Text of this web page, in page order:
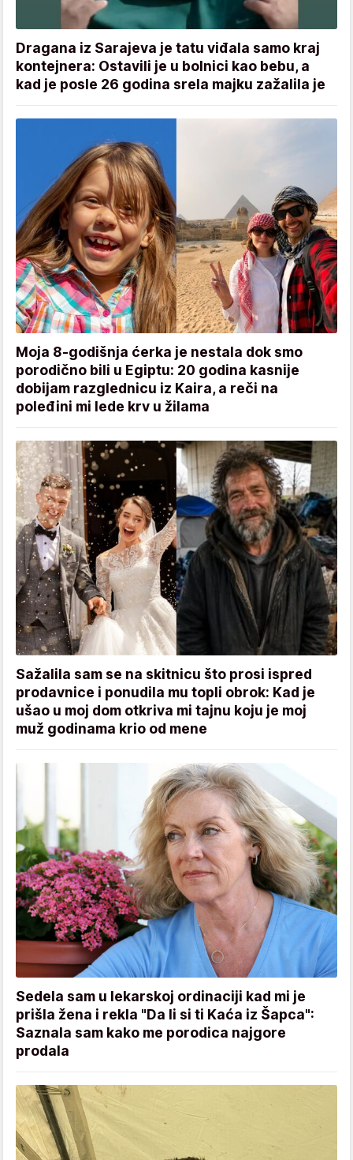
Dragana iz Sarajeva je tatu viđala samo kraj
kontejnera: Ostavili je u bolnici kao bebu, a
kad je posle 26 godina srela majku zažalila je
Moja 8-godišnja ćerka je nestala dok smo
porodično bili u Egiptu: 20 godina kasnije
dobijam razglednicu iz Kaira, a reči na
poleđini mi lede krv u žilama
Sažalila sam se na skitnicu što prosi ispred
prodavnice i ponudila mu topli obrok: Kad je
ušao u moj dom otkriva mi tajnu koju je moj
muž godinama krio od mene
Sedela sam u lekarskoj ordinaciji kad mi je
prišla žena i rekla "Da li si ti Kaća iz Šapca":
Saznala sam kako me porodica najgore
prodala